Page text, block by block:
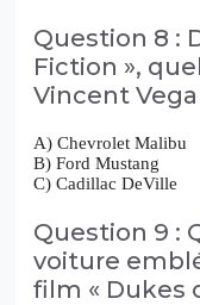
Question 8 :
Fiction »,
Vincent
A) Chevrolet Malibu
B) Ford Mustang
C) Cadillac DeVille
Question 9 :
voiture
film « Dukes